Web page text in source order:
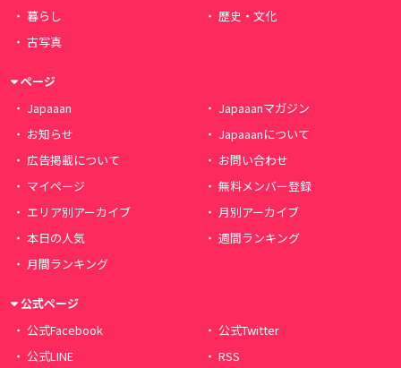
暮らし
歴史・文化
古写真
ページ
Japaaan
Japaaanマガジン
お知らせ
Japaaanについて
広告掲載について
お問い合わせ
マイページ
無料メンバー登録
エリア別アーカイブ
月別アーカイブ
本日の人気
週間ランキング
月間ランキング
公式ページ
公式Facebook
公式Twitter
公式LINE
RSS